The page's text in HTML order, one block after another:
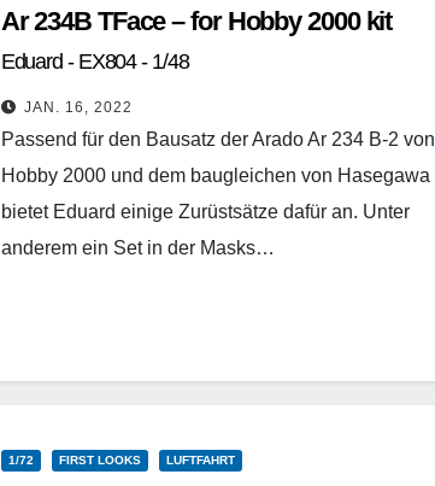
Ar 234B TFace – for Hobby 2000 kit
Eduard - EX804 - 1/48
JAN. 16, 2022
Passend für den Bausatz der Arado Ar 234 B-2 von
Hobby 2000 und dem baugleichen von Hasegawa
bietet Eduard einige Zurüstsätze dafür an. Unter
anderem ein Set in der Masks…
1/72 FIRST LOOKS LUFTFAHRT